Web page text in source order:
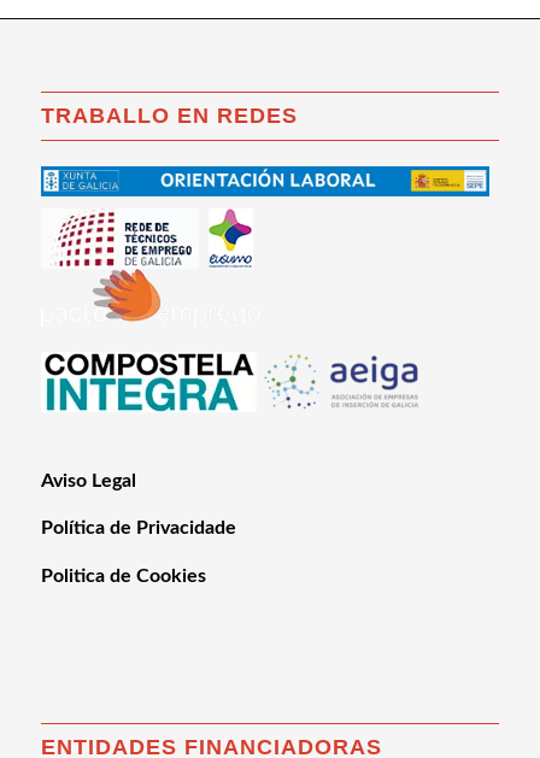
TRABALLO EN REDES
Aviso Legal
Política de Privacidade
Politica de Cookies
ENTIDADES FINANCIADORAS